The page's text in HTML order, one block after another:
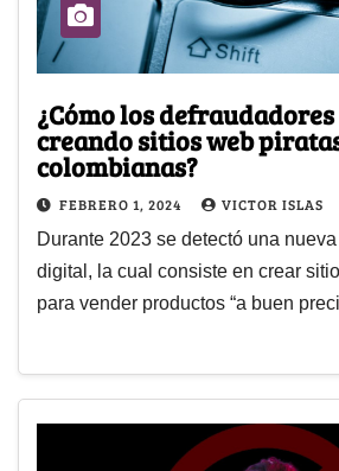
¿Cómo los
creando sitios web
colombianas?
FEBRERO 1, 2024 VICTOR ISLAS
Durante 2023 se detectó una
digital, la cual consiste en crear
para vender productos “a buen